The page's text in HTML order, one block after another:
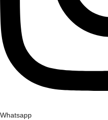
Whatsapp